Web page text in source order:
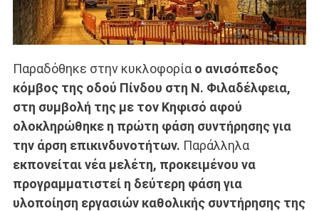
Παραδόθηκε στην κυκλοφορίαο ανισόπεδος
κόμβος της οδού Πίνδου στη Ν. Φιλαδέλφεια,
στη συμβολή της με τον Κηφισό αφού
ολοκληρώθηκε η πρώτη φάση συντήρησης για
την άρση επικινδυνοτήτων. Παράλληλα
εκπονείται νέα μελέτη, προκειμένου να
προγραμματιστεί η δεύτερη φάση για
υλοποίηση εργασιών καθολικής συντήρησης της